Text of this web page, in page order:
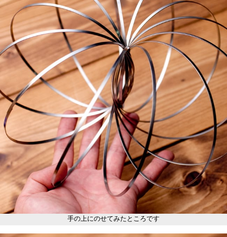
手の上にのせてみたところです